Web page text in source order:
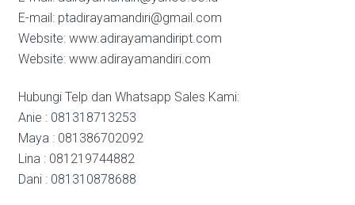
E-mail: ptadirayamandiri@gmail.com
Website: www.adirayamandiript.com
Website: www.adirayamandiri.com
Hubungi Telp dan Whatsapp Sales Kami:
Anie : 081318713253
Maya : 081386702092
Lina : 081219744882
Dani : 081310878688